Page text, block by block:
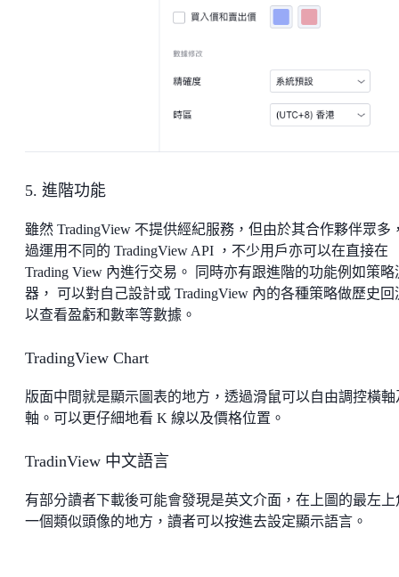
5. 進階功能
雖然 TradingView 不提供經紀服務，但由於其合作夥伴眾多
過運用不同的 TradingView API ，不少用戶亦可以在直接在
Trading View 內進行交易。 同時亦有跟進階的功能例如策略
器， 可以對自己設計或 TradingView 內的各種策略做歷史回
以查看盈虧和數率等數據。
TradingView Chart
版面中間就是顯示圖表的地方，透過滑鼠可以自由調控橫軸
軸。可以更仔細地看 K 線以及價格位置。
TradinView 中文語言
有部分讀者下載後可能會發現是英文介面，在上圖的最左上
一個類似頭像的地方，讀者可以按進去設定顯示語言。